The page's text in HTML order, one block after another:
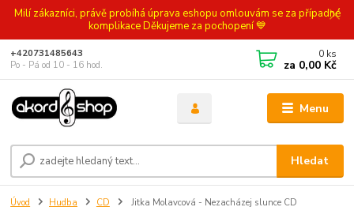
Milí zákazníci, právě probíhá úprava eshopu omlouvám se za případné
komplikace Děkujeme za pochopení 💙
Menu
Hledat
+420731485643
Po - Pá od 10 - 16 hod.
0 ks
za 0,00 Kč
Úvod Hudba CD Jitka Molavcová - Nezacházej slunce CD